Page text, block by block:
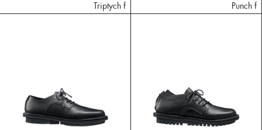
Triptych f Punch f